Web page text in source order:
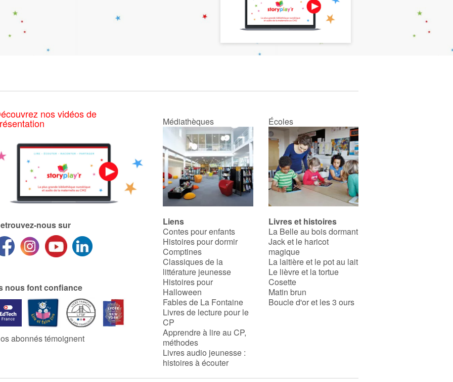
nos vidéos de
nous sur
nous font confiance
abonnés témoignent
Médiathèques Écoles
Liens
Contes pour enfants
Histoires pour dormir
Comptines
Classiques de la
littérature jeunesse
Histoires pour
Halloween
Fables de La Fontaine
Livres de lecture pour le
CP
Apprendre à lire au CP,
méthodes
Livres audio jeunesse :
histoires à écouter
Livres et histoires
La Belle au bois dormant
Jack et le haricot
magique
La laitière et le pot au lait
Le lièvre et la tortue
Cosette
Matin brun
Boucle d'or et les 3 ours